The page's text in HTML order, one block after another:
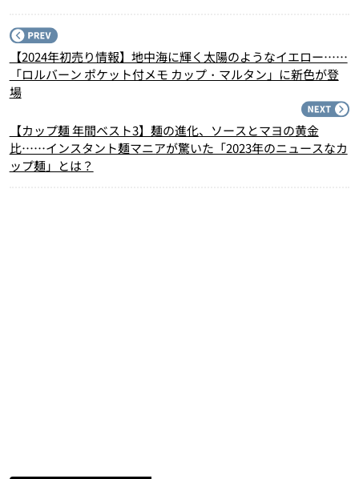
【2024年初売り情報】地中海に輝く太陽のようなイエロー……
「ロルバーン ポケット付メモ カップ・マルタン」に新色が登
場
【カップ麺 年間ベスト3】麺の進化、ソースとマヨの黄金
比……インスタント麺マニアが驚いた「2023年のニュースなカ
ップ麺」とは？